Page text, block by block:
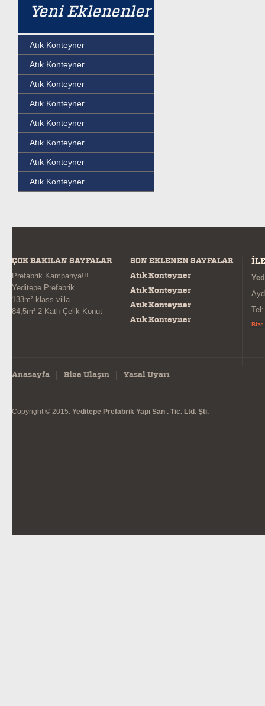
Yeni Eklenenler
Atık Konteyner
Atık Konteyner
Atık Konteyner
Atık Konteyner
Atık Konteyner
Atık Konteyner
Atık Konteyner
Atık Konteyner
ÇOK BAKILAN SAYFALAR
Prefabrik Kampanya!!!
Yeditepe Prefabrik
133m² klass villa
84,5m² 2 Katlı Çelik Konut
SON EKLENEN SAYFALAR
Atık Konteyner
Atık Konteyner
Atık Konteyner
Atık Konteyner
Bize
Anasayfa Bize Ulaşın Yasal Uyarı
Copyright © 2015. Yeditepe Prefabrik Yapı San . Tic. Ltd. Şti.